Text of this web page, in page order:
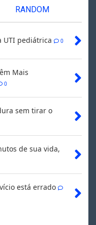
RANDOM
UTI pediátrica 0
Mais
0
sem tirar o
de sua vida,
está errado